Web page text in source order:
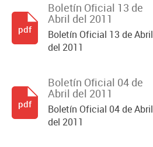
Boletín Oficial 13 de
Abril del 2011
Boletín Oficial 13 de Abril
del 2011
pdf
Boletín Oficial 04 de
Abril del 2011
Boletín Oficial 04 de Abril
del 2011
pdf